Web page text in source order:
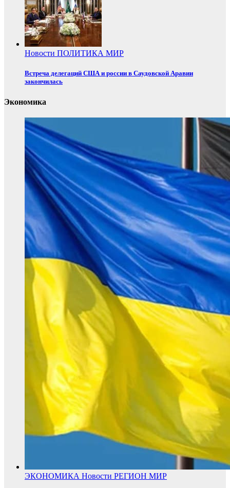
Новости ПОЛИТИКА МИР
Встреча делегаций США и россии в Саудовской Аравии
закончилась
Экономика
ЭКОНОМИКА Новости РЕГИОН МИР